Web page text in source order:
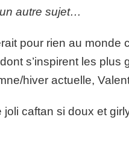
autre sujet…
pour rien au monde
s’inspirent les plus
hiver actuelle,
caftan si doux et